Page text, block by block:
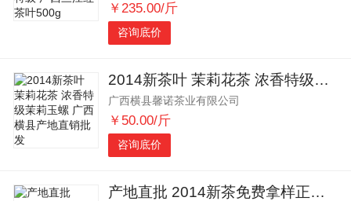
￥235.00/斤
咨询底价
2014新茶叶 茉莉花茶 浓香特级茉莉玉螺 广西横县产地直销批发
广西横县馨诺茶业有限公司
￥50.00/斤
咨询底价
产地直批 2014新茶免费拿样正山小种散装茶叶批发花条红茶1029